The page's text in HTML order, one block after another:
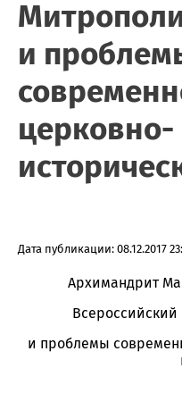
и
церковно-
Дата публикации: 08.12.2017
Архимандрит
и проблемы